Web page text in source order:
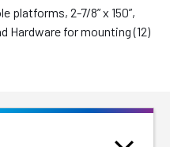
platforms, 2-7/8” x 150”,
Hardware for mounting (12)